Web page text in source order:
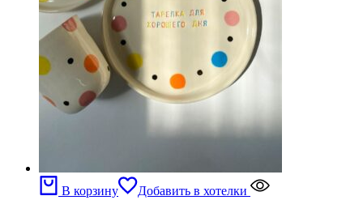
В корзину Добавить в хотелки